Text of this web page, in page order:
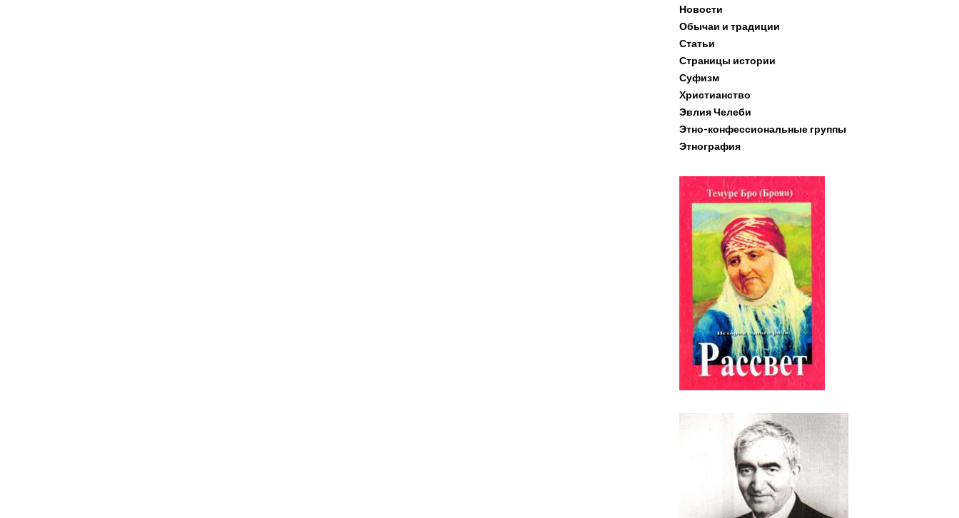
Новости
Обычаи и традиции
Статьи
Страницы истории
Суфизм
Христианство
Эвлия Челеби
Этно-конфессиональные группы
Этнография